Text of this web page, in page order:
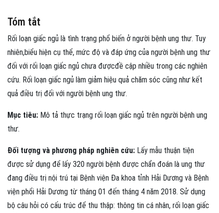
Tóm tắt
Rối loạn giấc ngủ là tình trạng phổ biến ở người bệnh ung thư. Tuy
nhiên,biểu hiện cụ thể, mức độ và đáp ứng của người bệnh ung thư
đối với rối loạn giấc ngủ chưa đượcđề cập nhiều trong các nghiên
cứu. Rối loạn giấc ngủ làm giảm hiệu quả chăm sóc cũng như kết
quả điều trị đối với người bệnh ung thư.
Mục tiêu: Mô tả thực trạng rối loạn giấc ngủ trên người bệnh ung
thư.
Đối tượng và phương pháp nghiên cứu: Lấy mẫu thuận tiện
được sử dụng để lấy 320 người bệnh được chẩn đoán là ung thư
đang điều trị nội trú tại Bệnh viện Đa khoa tỉnh Hải Dương và Bệnh
viện phổi Hải Dương từ tháng 01 đến tháng 4 năm 2018. Sử dụng
bộ câu hỏi có cấu trúc để thu thập: thông tin cá nhân, rối loạn giấc